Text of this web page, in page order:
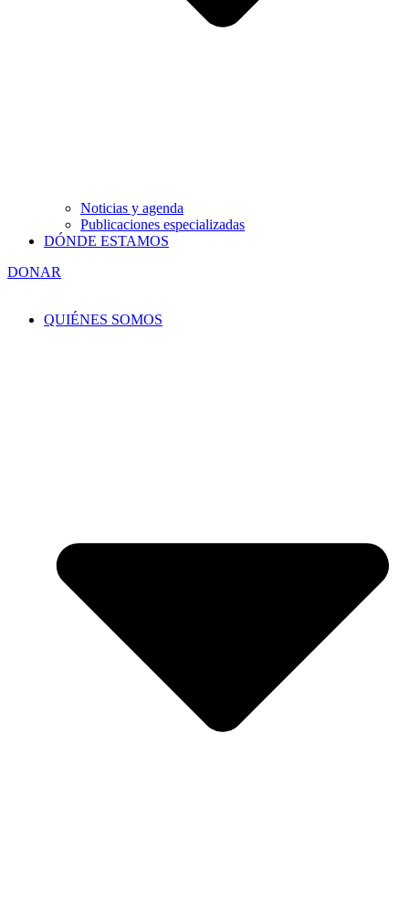
Noticias y agenda
Publicaciones especializadas
DÓNDE ESTAMOS
DONAR
QUIÉNES SOMOS